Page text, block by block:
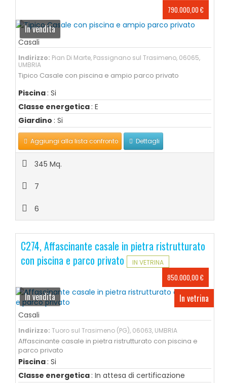
790.000,00 €
In vendita
Casali
Indirizzo: Pian Di Marte, Passignano sul Trasimeno, 06065,
UMBRIA
Tipico Casale con piscina e ampio parco privato
Piscina : Si
Classe energetica : E
Giardino : Si
Aggiungi alla lista confronto Dettagli
345 Mq.
7
6
C274, Affascinante casale in pietra ristrutturato
con piscina e parco privato
IN VETRINA
850.000,00 €
In vetrina
In vendita
Casali
Indirizzo: Tuoro sul Trasimeno (PG), 06063, UMBRIA
Affascinante casale in pietra ristrutturato con piscina e
parco privato
Piscina : Si
Classe energetica : In attesa di certificazione